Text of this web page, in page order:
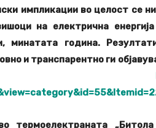
импликации во целост се
на електрична
минатата година.
и транспарентно ги
термоелектраната